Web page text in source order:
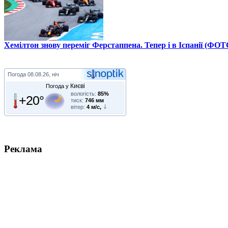
Хемілтон знову переміг Ферстаппена. Тепер і в Іспанії
Погода 08.08.26, ніч
Погода у Києві
+20° вологість: 85%
тиск: 746 мм
вітер: 4 м/с,
Реклама